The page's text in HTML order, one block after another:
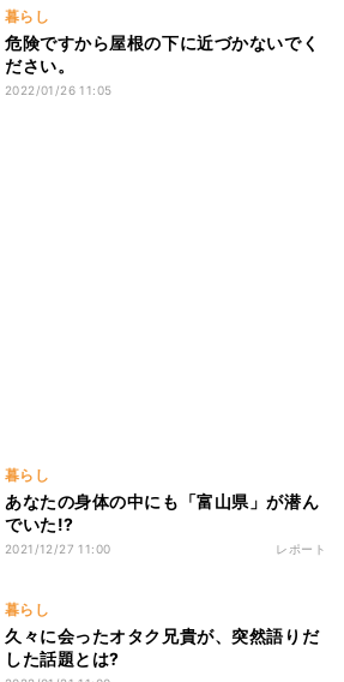
暮らし
危険ですから屋根の下に近づかないでく
ださい。
2022/01/26 11:05
暮らし
あなたの身体の中にも「富山県」が潜ん
でいた!?
2021/12/27 11:00 レポート
暮らし
久々に会ったオタク兄貴が、突然語りだ
した話題とは?